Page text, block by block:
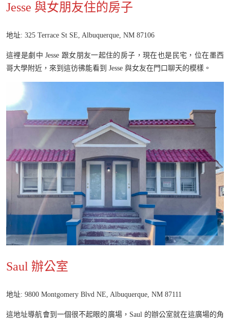
Jesse 與女朋友住的房子
地址: 325 Terrace St SE, Albuquerque, NM 87106
這裡是劇中 Jesse 跟女朋友一起住的房子，現在也是民宅，位在墨西
哥大學附近，來到這彷彿能看到 Jesse 與女友在門口聊天的模樣。
Saul 辦公室
地址: 9800 Montgomery Blvd NE, Albuquerque, NM 87111
這地址導航會到一個很不起眼的廣場，Saul 的辦公室就在這廣場的角